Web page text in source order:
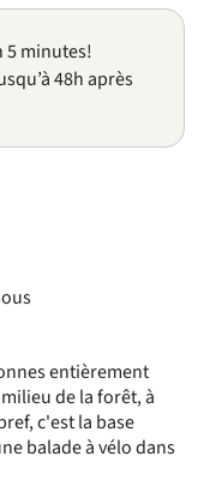
entièrement
de la forêt, à
c'est la base
balade à vélo dans
5 minutes!
48h après